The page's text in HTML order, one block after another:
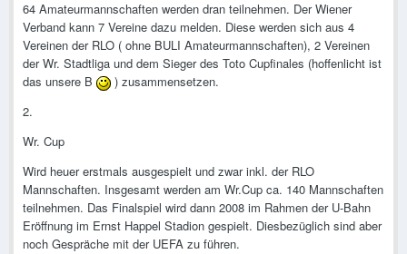
64 Amateurmannschaften werden dran teilnehmen. Der Wiener
Verband kann 7 Vereine dazu melden. Diese werden sich aus 4
Vereinen der RLO ( ohne BULI Amateurmannschaften), 2 Vereinen
der Wr. Stadtliga und dem Sieger des Toto Cupfinales (hoffenlicht ist
das unsere B
) zusammensetzen.
2.
Wr. Cup
Wird heuer erstmals ausgespielt und zwar inkl. der RLO
Mannschaften. Insgesamt werden am Wr.Cup ca. 140 Mannschaften
teilnehmen. Das Finalspiel wird dann 2008 im Rahmen der U-Bahn
Eröffnung im Ernst Happel Stadion gespielt. Diesbezüglich sind aber
noch Gespräche mit der UEFA zu führen.